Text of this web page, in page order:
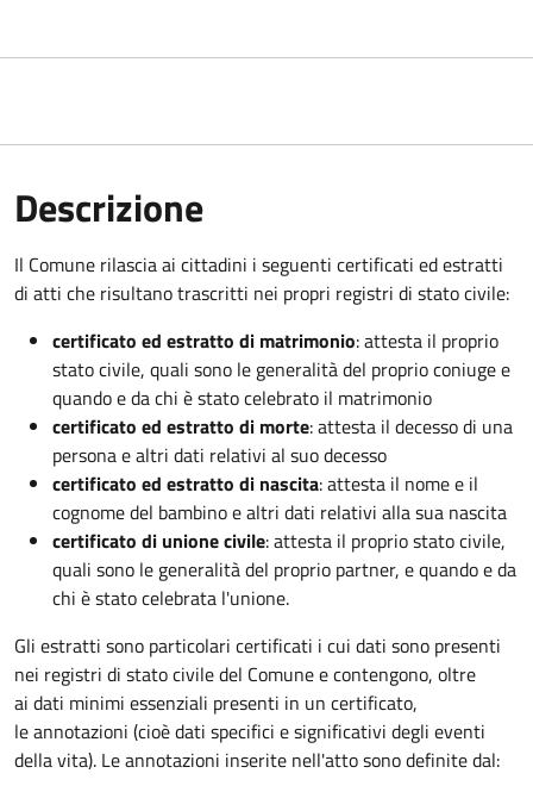
Descrizione
Il Comune rilascia ai cittadini i seguenti certificati ed estratti
di atti che risultano trascritti nei propri registri di stato civile:
certificato ed estratto di matrimonio: attesta il proprio
stato civile, quali sono le generalità del proprio coniuge e
quando e da chi è stato celebrato il matrimonio
certificato ed estratto di morte: attesta il decesso di una
persona e altri dati relativi al suo decesso
certificato ed estratto di nascita: attesta il nome e il
cognome del bambino e altri dati relativi alla sua nascita
certificato di unione civile: attesta il proprio stato civile,
quali sono le generalità del proprio partner, e quando e da
chi è stato celebrata l'unione.
Gli estratti sono particolari certificati i cui dati sono presenti
nei registri di stato civile del Comune e contengono, oltre
ai dati minimi essenziali presenti in un certificato,
le annotazioni (cioè dati specifici e significativi degli eventi
della vita). Le annotazioni inserite nell'atto sono definite dal: